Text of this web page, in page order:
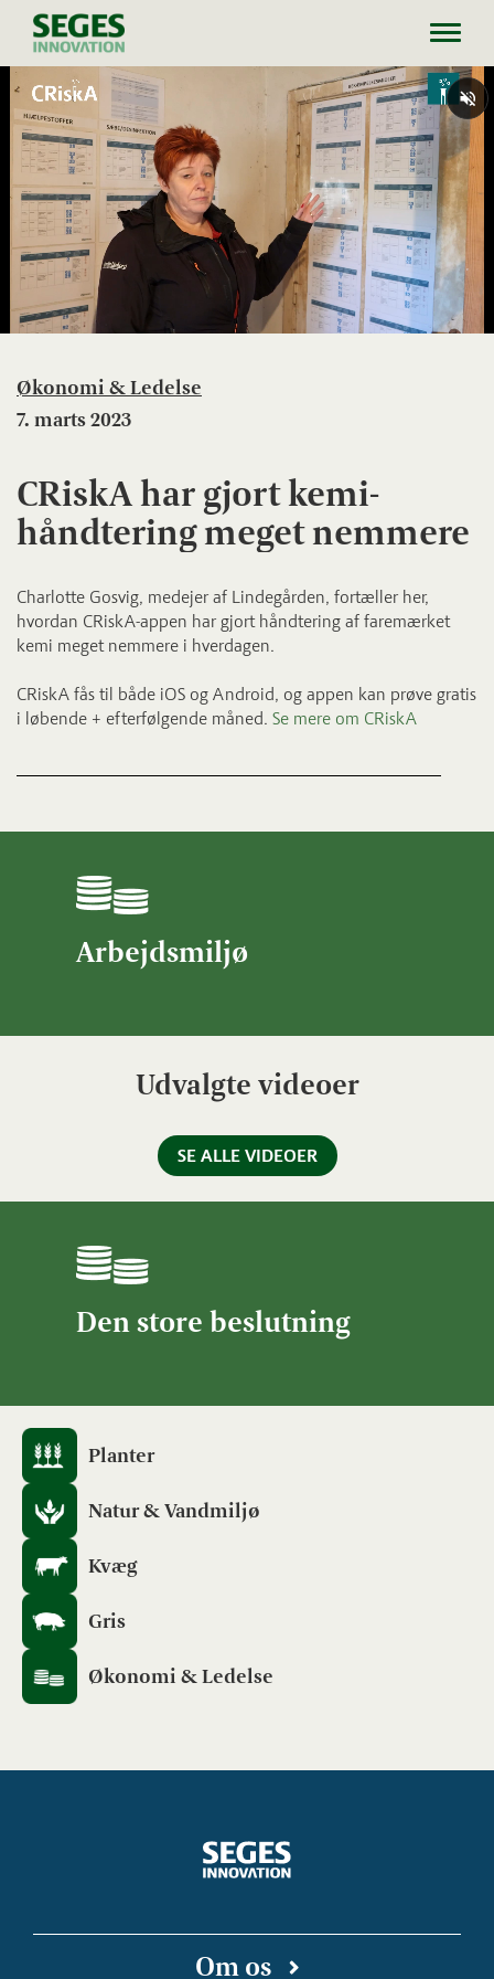
Økonomi & Ledelse
7. marts 2023
CRiskA har gjort kemi-
håndtering meget nemmere
Charlotte Gosvig, medejer af Lindegården, fortæller her,
hvordan CRiskA-appen har gjort håndtering af faremærket
kemi meget nemmere i hverdagen.
CRiskA fås til både iOS og Android, og appen kan prøve gratis
i løbende + efterfølgende måned. Se mere om CRiskA
Arbejdsmiljø
Udvalgte videoer
SE ALLE VIDEOER
Den store beslutning
Planter
Natur & Vandmiljø
Kvæg
Gris
Økonomi & Ledelse
Om os